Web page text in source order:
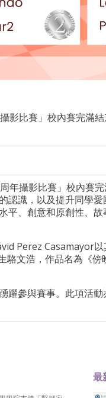
影比賽」校內賽完滿
年攝影比賽」校內賽
識，以及提升同學愛
平、創意和原創性、
Perez Casamayor
文浩，作品名為《
參與賽事。此項活
最